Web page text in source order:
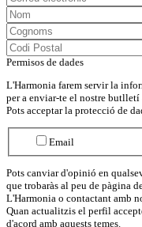
Permisos de dades
L'Harmonia farem servir la
per a enviar-te el nostre
Pots acceptar la protecció de
Email
Pots canviar d'opinió en
que trobaràs al peu de pàgina
L'Harmonia o contactant amb
Quan actualitzis el perfil
d'acord amb aquests temes.